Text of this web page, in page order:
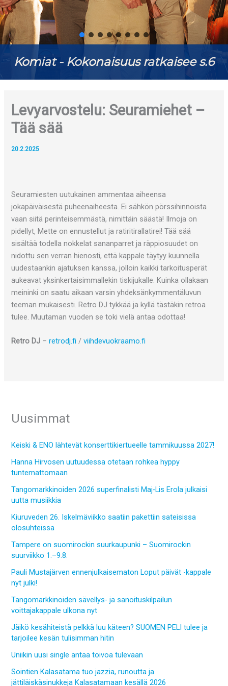
Komiat - Kokonaisuus ratkaisee s.6
Levyarvostelu: Seuramiehet –
Tää sää
20.2.2025
Seuramiesten uutukainen ammentaa aiheensa
jokapäiväisestä puheenaiheesta. Ei sähkön pörssihinnoista
vaan siitä perinteisemmästä, nimittäin säästä! Ilmoja on
pidellyt, Mette on ennustellut ja ratiritirallatirei! Tää sää
sisältää todella nokkelat sananparret ja räppiosuudet on
nidottu sen verran hienosti, että kappale täytyy kuunnella
uudestaankin ajatuksen kanssa, jolloin kaikki tarkoitusperät
aukeavat yksinkertaisimmallekin tiskijukalle. Kuinka ollakaan
meininki on saatu aikaan varsin yhdeksänkymmentäluvun
teeman mukaisesti. Retro DJ tykkää ja kyllä tästäkin retroa
tulee. Muutaman vuoden se toki vielä antaa odottaa!
Retro DJ –retrodj.fi /viihdevuokraamo.fi
Uusimmat
Keiski & ENO lähtevät konserttikiertueelle tammikuussa 2027!
Hanna Hirvosen uutuudessa otetaan rohkea hyppy
tuntemattomaan
Tangomarkkinoiden 2026 superfinalisti Maj-Lis Erola julkaisi
uutta musiikkia
Kiuruveden 26. Iskelmäviikko saatiin pakettiin sateisissa
olosuhteissa
Tampere on suomirockin suurkaupunki – Suomirockin
suurviikko 1.–9.8.
Pauli Mustajärven ennenjulkaisematon Loput päivät -kappale
nyt julki!
Tangomarkkinoiden sävellys- ja sanoituskilpailun
voittajakappale ulkona nyt
Jäikö kesähiteistä pelkkä luu käteen? SUOMEN PELI tulee ja
tarjoilee kesän tulisimman hitin
Uniikin uusi single antaa toivoa tulevaan
Sointien Kalasatama tuo jazzia, runoutta ja
jättiläiskäsinukkeja Kalasatamaan kesällä 2026